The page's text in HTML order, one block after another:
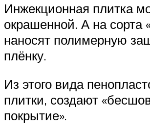
Инжекционная плитка
окрашенной. А на сорта
наносят полимерную
плёнку.
Из этого вида
плитки, создают
покрытие».